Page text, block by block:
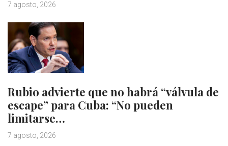
7 agosto, 2026
Rubio advierte que no habrá “válvula de
escape” para Cuba: “No pueden
limitarse…
7 agosto, 2026